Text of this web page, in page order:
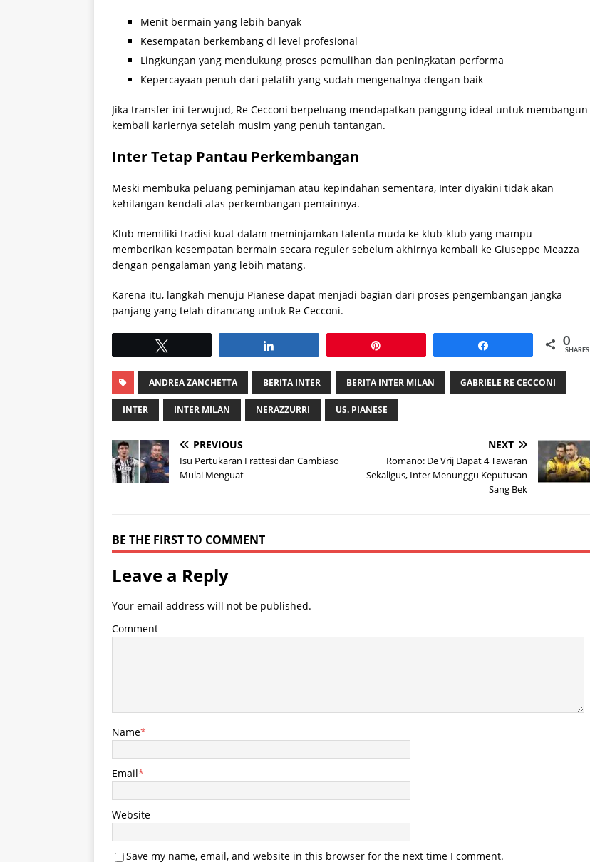
Menit bermain yang lebih banyak
Kesempatan berkembang di level profesional
Lingkungan yang mendukung proses pemulihan dan peningkatan performa
Kepercayaan penuh dari pelatih yang sudah mengenalnya dengan baik
Jika transfer ini terwujud, Re Cecconi berpeluang mendapatkan panggung ideal untuk membangun
kembali kariernya setelah musim yang penuh tantangan.
Inter Tetap Pantau Perkembangan
Meski membuka peluang peminjaman atau kepindahan sementara, Inter diyakini tidak akan
kehilangan kendali atas perkembangan pemainnya.
Klub memiliki tradisi kuat dalam meminjamkan talenta muda ke klub-klub yang mampu
memberikan kesempatan bermain secara reguler sebelum akhirnya kembali ke Giuseppe Meazza
dengan pengalaman yang lebih matang.
Karena itu, langkah menuju Pianese dapat menjadi bagian dari proses pengembangan jangka
panjang yang telah dirancang untuk Re Cecconi.
0
SHARES
ANDREA ZANCHETTA BERITA INTER BERITA INTER MILAN GABRIELE RE CECCONI
INTER INTER MILAN NERAZZURRI US. PIANESE
PREVIOUS
Isu Pertukaran Frattesi dan Cambiaso
Mulai Menguat
NEXT
Romano: De Vrij Dapat 4 Tawaran
Sekaligus, Inter Menunggu Keputusan
Sang Bek
BE THE FIRST TO COMMENT
Leave a Reply
Your email address will not be published.
Comment
Name*
Email*
Website
Save my name, email, and website in this browser for the next time I comment.